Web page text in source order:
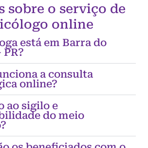
sobre o serviço de
online
está em Barra do
PR?
a consulta
online?
ao sigilo e
do meio